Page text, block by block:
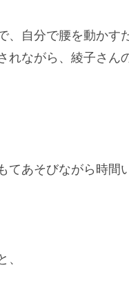
、自分で腰を動かす
れながら、綾子さん
あそびながら時間
、